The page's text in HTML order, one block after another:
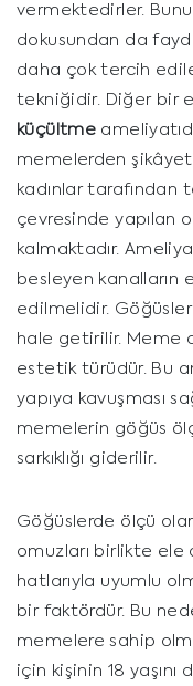
vermektedirler.
dokusundan da
daha çok tercih
tekniğidir. Diğer bir
küçültme
memelerden
kadınlar tarafından
çevresinde yapılan
kalmaktadır.
besleyen
edilmelidir.
hale getirilir. Meme
estetik türüdür. Bu
yapıya kavuşması
memelerin göğüs
sarkıklığı giderilir.
Göğüslerde ölçü
omuzları birlikte ele
hatlarıyla uyumlu
bir faktördür. Bu
memelere sahip
için kişinin 18